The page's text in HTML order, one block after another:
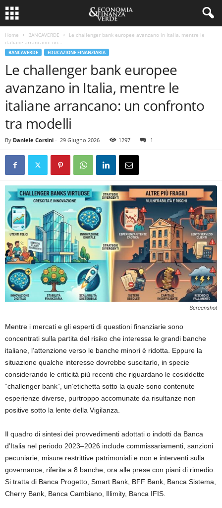
Home BANCAVERDE
Le challenger bank europee avanzano in Italia, mentre le
italiane arrancano: un...
BANCAVERDE EDUCAZIONE FINANZIARIA
Le challenger bank europee
avanzano in Italia, mentre le
italiane arrancano: un confronto
tra modelli
By Daniele Corsini - 29 Giugno 2026 1297 1
Screenshot
Mentre i mercati e gli esperti di questioni finanziarie sono
concentrati sulla partita del risiko che interessa le grandi banche
italiane, l’attenzione verso le banche minori è ridotta. Eppure la
situazione qualche interesse dovrebbe suscitarlo, in specie
considerando le criticità più recenti che riguardano le cosiddette
“challenger bank”, un’etichetta sotto la quale sono contenute
esperienze diverse, purtroppo accomunate da risultanze non
positive sotto la lente della Vigilanza.
Il quadro di sintesi dei provvedimenti adottati o indotti da Banca
d’Italia nel periodo 2023–2026 include commissariamenti, sanzioni
pecuniarie, misure restrittive patrimoniali e non e interventi sulla
governance, riferite a 8 banche, ora alle prese con piani di rimedio.
Si tratta di Banca Progetto, Smart Bank, BFF Bank, Banca Sistema,
Cherry Bank, Banca Cambiano, Illimity, Banca IFIS.